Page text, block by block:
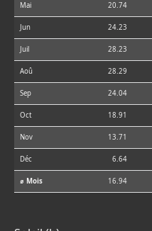
Mai 20.74
Jun 24.23
Juil 28.23
Aoû 28.29
Sep 24.04
Oct 18.91
Nov 13.71
Déc 6.64
⌀ Mois 16.94